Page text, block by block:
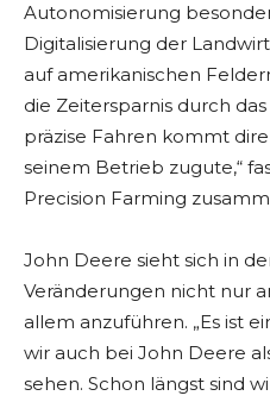
Autonomisierung
Digitalisierung der
auf amerikanischen
die Zeitersparnis durch
präzise Fahren kommt
seinem Betrieb zugute,“
Precision Farming
John Deere sieht sich in
Veränderungen nicht nur
allem anzuführen. „Es ist
wir auch bei John Deere
sehen. Schon längst sind